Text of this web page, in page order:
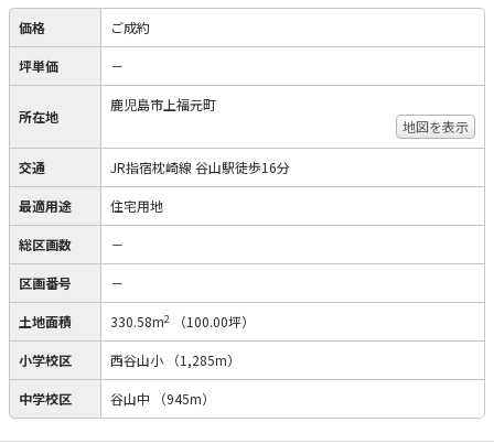
価格 ご成約
坪単価 －
所在地
鹿児島市上福元町
地図を表示
交通 JR指宿枕崎線 谷山駅徒歩16分
最適用途 住宅用地
総区画数 －
区画番号 －
土地面積 330.58m2 （100.00坪）
小学校区 西谷山小 （1,285m）
中学校区 谷山中 （945m）